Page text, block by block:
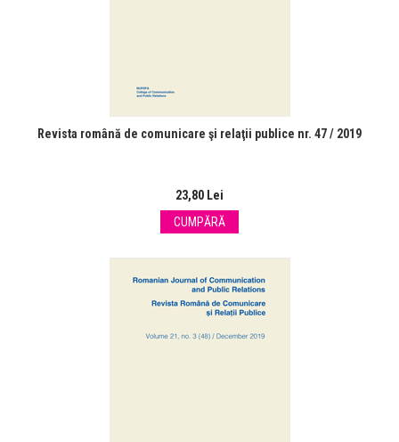
Revista română de comunicare şi relaţii publice nr. 47 / 2019
23,80 Lei
CUMPĂRĂ